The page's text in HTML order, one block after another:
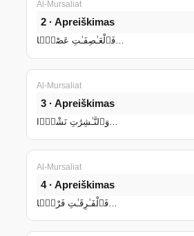
Al-Mursaliat
2 · Apreiškimas
فَٱلْعَـٰصِفَـٰتِ عَصْفًۭا…
Al-Mursaliat
3 · Apreiškimas
وَٱلنَّـٰشِرَٰتِ نَشْرًۭا…
Al-Mursaliat
4 · Apreiškimas